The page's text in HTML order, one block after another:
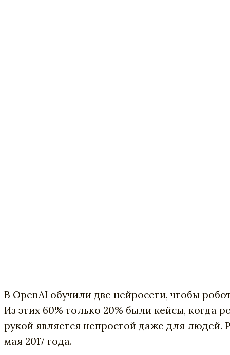
В OpenAI обучили две нейросети, чтобы
Из этих 60% только 20% были кейсы, когда
рукой является непростой даже для людей.
мая 2017 года.